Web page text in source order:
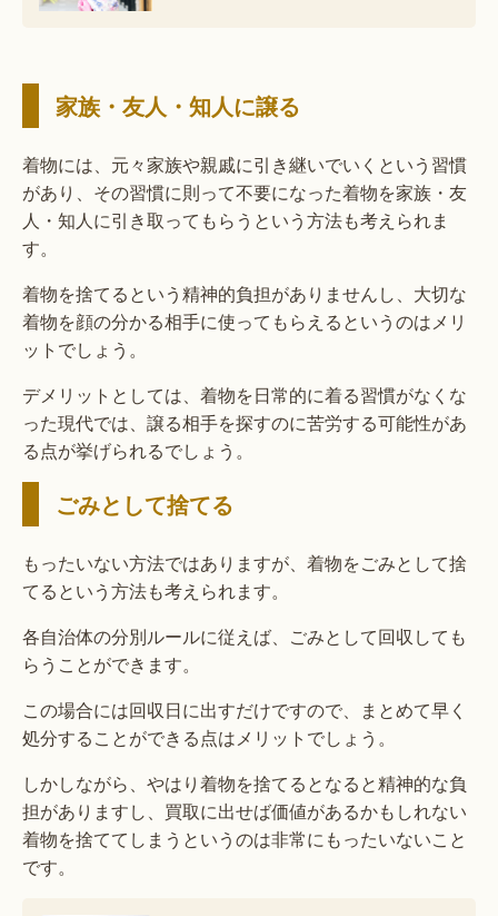
家族・友人・知人に譲る
着物には、元々家族や親戚に引き継いでいくという習慣
があり、その習慣に則って不要になった着物を家族・友
人・知人に引き取ってもらうという方法も考えられま
す。
着物を捨てるという精神的負担がありませんし、大切な
着物を顔の分かる相手に使ってもらえるというのはメリ
ットでしょう。
デメリットとしては、着物を日常的に着る習慣がなくな
った現代では、譲る相手を探すのに苦労する可能性があ
る点が挙げられるでしょう。
ごみとして捨てる
もったいない方法ではありますが、着物をごみとして捨
てるという方法も考えられます。
各自治体の分別ルールに従えば、ごみとして回収しても
らうことができます。
この場合には回収日に出すだけですので、まとめて早く
処分することができる点はメリットでしょう。
しかしながら、やはり着物を捨てるとなると精神的な負
担がありますし、買取に出せば価値があるかもしれない
着物を捨ててしまうというのは非常にもったいないこと
です。